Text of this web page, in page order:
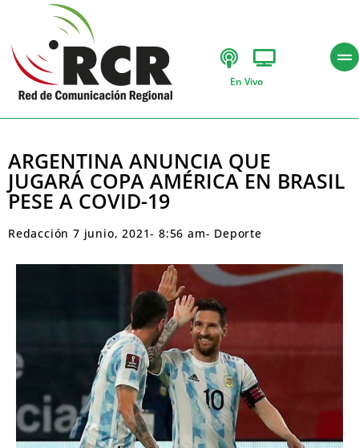
En Vivo
ARGENTINA ANUNCIA QUE
JUGARÁ COPA AMÉRICA EN BRASIL
PESE A COVID-19
Redacción 7 junio, 2021- 8:56 am- Deporte